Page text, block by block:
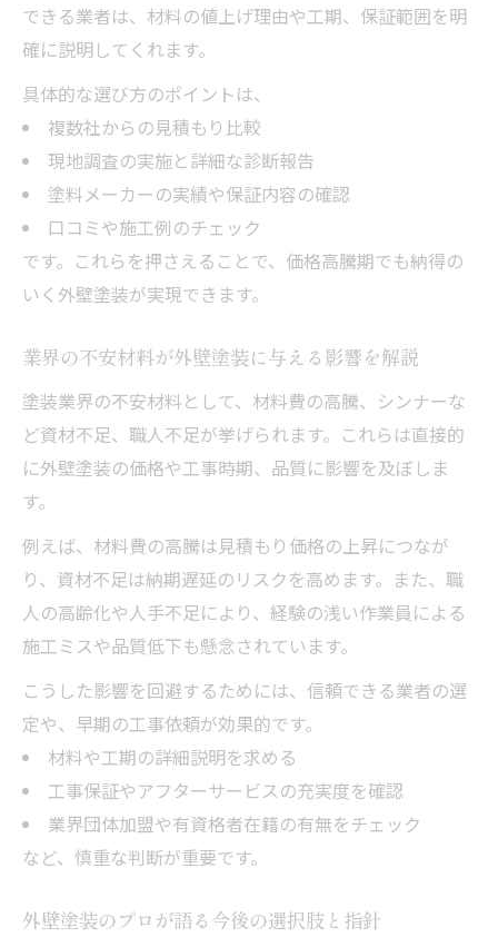
できる業者は、材料の値上げ理由や工期、保証範囲を明
確に説明してくれます。
具体的な選び方のポイントは、
複数社からの見積もり比較
現地調査の実施と詳細な診断報告
塗料メーカーの実績や保証内容の確認
口コミや施工例のチェック
です。これらを押さえることで、価格高騰期でも納得の
いく外壁塗装が実現できます。
業界の不安材料が外壁塗装に与える影響を解説
塗装業界の不安材料として、材料費の高騰、シンナーな
ど資材不足、職人不足が挙げられます。これらは直接的
に外壁塗装の価格や工事時期、品質に影響を及ぼしま
す。
例えば、材料費の高騰は見積もり価格の上昇につなが
り、資材不足は納期遅延のリスクを高めます。また、職
人の高齢化や人手不足により、経験の浅い作業員による
施工ミスや品質低下も懸念されています。
こうした影響を回避するためには、信頼できる業者の選
定や、早期の工事依頼が効果的です。
材料や工期の詳細説明を求める
工事保証やアフターサービスの充実度を確認
業界団体加盟や有資格者在籍の有無をチェック
など、慎重な判断が重要です。
外壁塗装のプロが語る今後の選択肢と指針